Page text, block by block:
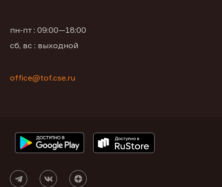
пн-пт : 09:00—18:00
сб, вс : выходной
office@tof.cse.ru